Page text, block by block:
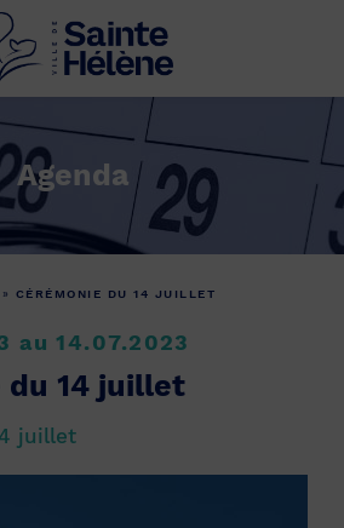
Agenda
» CÉRÉMONIE DU 14 JUILLET
au 14.07.2023
du 14 juillet
juillet